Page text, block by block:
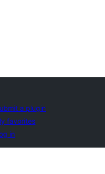
a plugin
favorites
in